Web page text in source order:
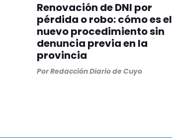
Renovación de DNI por
pérdida o robo: cómo es el
nuevo procedimiento sin
denuncia previa en la
provincia
PorRedacción Diario de Cuyo